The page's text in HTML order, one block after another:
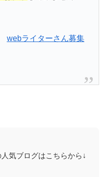
webライターさん募集
気ブログはこちらから↓